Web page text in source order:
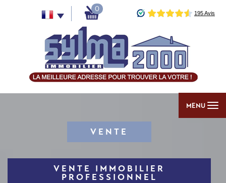
0
MENU
VENTE
VENTE IMMOBILIER
PROFESSIONNEL